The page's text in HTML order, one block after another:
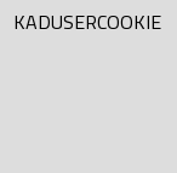
KADUSERCOOKIE